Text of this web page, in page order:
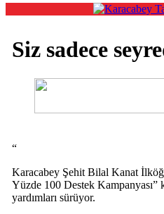
Siz sadece
“
Karacabey Şehit Bilal Kanat
Yüzde 100 Destek Kampanyası”
yardımları sürüyor.